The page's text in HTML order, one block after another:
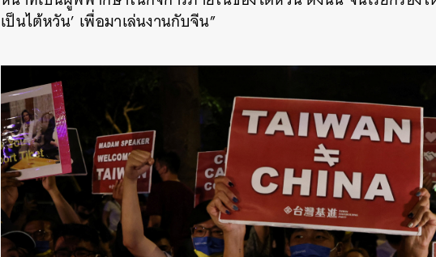
เป็นไต้หวัน’ เพื่อมาเล่นงานกับจีน”